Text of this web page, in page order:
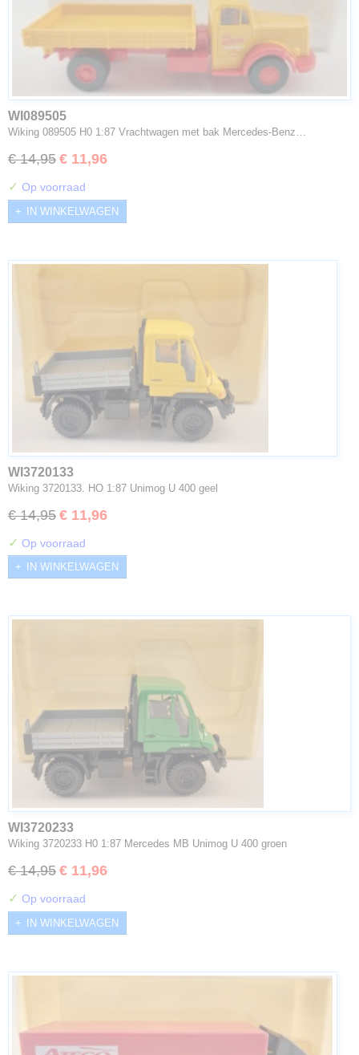
WI089505
Wiking 089505 H0 1:87 Vrachtwagen met bak Mercedes-Benz…
€ 14,95 € 11,96
✓ Op voorraad
IN WINKELWAGEN
WI3720133
Wiking 3720133. HO 1:87 Unimog U 400 geel
€ 14,95 € 11,96
✓ Op voorraad
IN WINKELWAGEN
WI3720233
Wiking 3720233 H0 1:87 Mercedes MB Unimog U 400 groen
€ 14,95 € 11,96
✓ Op voorraad
IN WINKELWAGEN